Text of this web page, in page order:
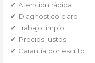
✔ Atención rápida
✔ Diagnóstico claro
✔ Trabajo limpio
✔ Precios justos
✔ Garantía por escrito